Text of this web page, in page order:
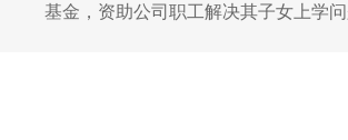
基金，资助公司职工解决其子女上学